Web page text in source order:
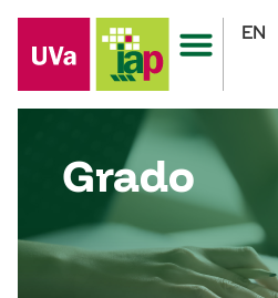
EN
Grado